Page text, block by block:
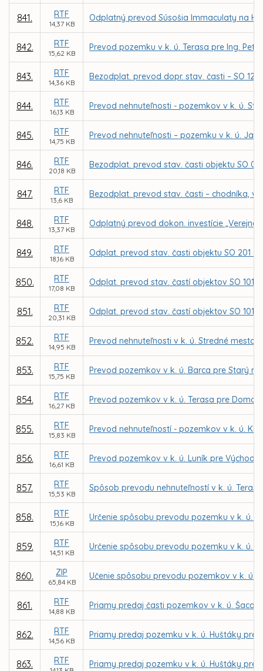
841. RTF
14,37 KB
Odplatný prevod Súsošia Immaculaty na
842. RTF
15,62 KB
Prevod pozemku v k. ú. Terasa pre Ing.
843. RTF
14,36 KB
Bezodplat. prevod dopr. stav. časti – SO 12
844. RTF
16,13 KB
Prevod nehnuteľnosti - pozemkov v k. ú.
845. RTF
14,75 KB
Prevod nehnuteľnosti – pozemku v k. ú.
846. RTF
20,18 KB
Bezodplat. prevod stav. časti objektu SO
847. RTF
13,6 KB
Bezodplat. prevod stav. časti – chodníka, v
848. RTF
13,37 KB
Odplatný prevod dokon. investície
849. RTF
18,16 KB
Odplat. prevod stav. časti objektu SO 201 –
850. RTF
17,08 KB
Odplat. prevod stav. častí objektov SO 101 -
851. RTF
20,31 KB
Odplat. prevod stav. častí objektov SO 101-
852. RTF
14,95 KB
Prevod nehnuteľnosti v k. ú. Stredné mesto
853. RTF
15,75 KB
Prevod pozemkov v k. ú. Barca pre Starý
854. RTF
16,27 KB
Prevod pozemkov v k. ú. Terasa pre Domov
855. RTF
15,83 KB
Prevod nehnuteľností - pozemkov v k. ú.
856. RTF
16,61 KB
Prevod pozemkov v k. ú. Luník pre
857. RTF
15,53 KB
Spôsob prevodu nehnuteľností v k. ú.
858. RTF
15,16 KB
Určenie spôsobu prevodu pozemku v k. ú.
859. RTF
14,51 KB
Určenie spôsobu prevodu pozemku v k. ú.
860. ZIP
65,84 KB
Učenie spôsobu prevodu pozemkov v k. ú.
861. RTF
14,88 KB
Priamy predaj časti pozemkov v k. ú. Šaca
862. RTF
14,56 KB
Priamy predaj pozemku v k. ú. Huštáky pre
863. RTF Priamy predaj pozemku v k. ú. Huštáky pre